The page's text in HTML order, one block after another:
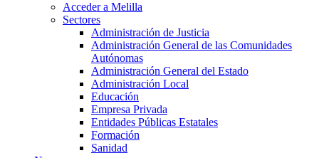
Acceder a Melilla
Sectores
Administración de Justicia
Administración General de las Comunidades
Autónomas
Administración General del Estado
Administración Local
Educación
Empresa Privada
Entidades Públicas Estatales
Formación
Sanidad